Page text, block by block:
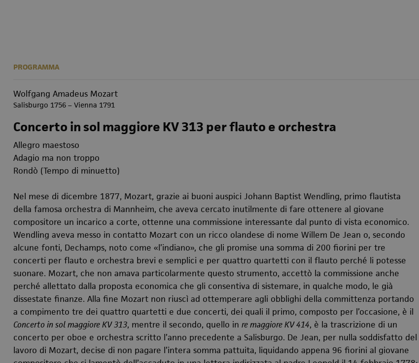
PROGRAMMA
Wolfgang Amadeus Mozart
Salisburgo 1756 – Vienna 1791
Concerto in sol maggiore KV 313 per flauto e orchestra
Allegro maestoso
Adagio ma non troppo
Rondò (Tempo di minuetto)
Nel mese di dicembre 1877, Mozart, grazie ai buoni auspici Johann Baptist Wendling, primo flautista
della famosa orchestra di Mannheim, che aveva cercato inutilmente di fare ottenere al giovane
compositore un incarico a corte, ottenne una commissione interessante dal punto di vista economico.
Wendling aveva messo in contatto Mozart con un ricco olandese di nome Willem De Jean o, secondo
alcune fonti, Dechamps, noto come «l’indiano», che gli promise una somma di 200 fiorini per tre
concerti per flauto e orchestra brevi e semplici e per quattro quartetti con il flauto perché li potesse
suonare. Mozart, che non amava particolarmente questo strumento, accettò la commissione anche
perché allettato dalla proposta economica che gli consentiva di sistemare, in qualche modo, le già
dissestate finanze. Alla fine Mozart non riuscì ad ottemperare agli obblighi della committenza portando
a compimento tre dei quattro quartetti e due concerti, dei quali il primo, composto per l’occasione, è il
Concerto in sol maggiore KV 313, mentre il secondo, quello in re maggiore KV 414, è la trascrizione di un
concerto per oboe e orchestra scritto l’anno precedente a Salisburgo. De Jean, per nulla soddisfatto del
lavoro di Mozart, decise di non pagare l’intera somma pattuita, liquidando appena 96 fiorini al giovane